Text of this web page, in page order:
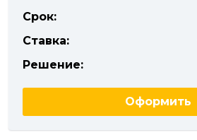
Срок:
Ставка:
Решение:
Оформить